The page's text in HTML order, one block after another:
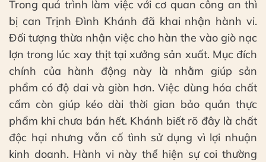
Trong quá trình làm việc với cơ quan công an thì
bị can Trịnh Đình Khánh đã khai nhận hành vi.
Đối tượng thừa nhận việc cho hàn the vào giò nạc
lợn trong lúc xay thịt tại xưởng sản xuất. Mục đích
chính của hành động này là nhằm giúp sản
phẩm có độ dai và giòn hơn. Việc dùng hóa chất
cấm còn giúp kéo dài thời gian bảo quản thực
phẩm khi chưa bán hết. Khánh biết rõ đây là chất
độc hại nhưng vẫn cố tình sử dụng vì lợi nhuận
kinh doanh. Hành vi này thể hiện sự coi thường